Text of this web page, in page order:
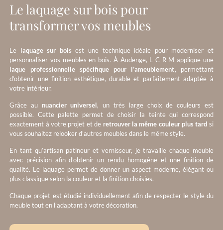
Le laquage sur bois pour
transformer vos meubles
Le laquage sur bois est une technique idéale pour moderniser et
personnaliser vos meubles en bois. À Audenge, L C R M applique une
laque professionnelle spécifique pour l’ameublement, permettant
d’obtenir une finition esthétique, durable et parfaitement adaptée à
votre intérieur.
Grâce au nuancier universel, un très large choix de couleurs est
possible. Cette palette permet de choisir la teinte qui correspond
exactement à votre projet et de retrouver la même couleur plus tard si
vous souhaitez relooker d’autres meubles dans le même style.
En tant qu’artisan patineur et vernisseur, je travaille chaque meuble
avec précision afin d’obtenir un rendu homogène et une finition de
qualité. Le laquage permet de donner un aspect moderne, élégant ou
plus classique selon la couleur et la finition choisies.
Chaque projet est étudié individuellement afin de respecter le style du
meuble tout en l’adaptant à votre décoration.